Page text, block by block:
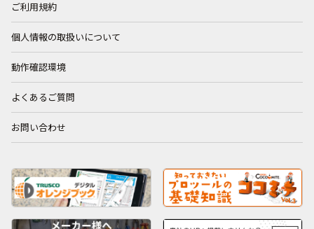
ご利用規約
個人情報の取扱いについて
動作確認環境
よくあるご質問
お問い合わせ